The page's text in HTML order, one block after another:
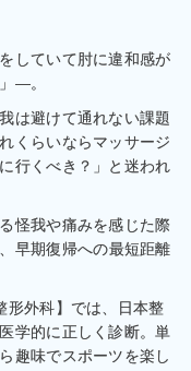
していて肘に違和感が
—。
は避けて通れない課題
くらいならマッサージ
行くべき？」と迷われ
怪我や痛みを感じた際
早期復帰への最短距離
形外科】では、日本整
学的に正しく診断。単
趣味でスポーツを楽し